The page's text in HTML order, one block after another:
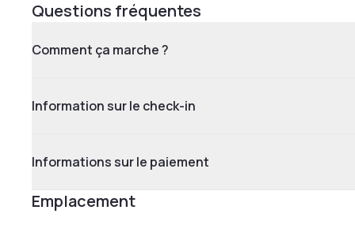
Questions fréquentes
Comment ça marche ?
Information sur le check-in
Informations sur le paiement
Emplacement